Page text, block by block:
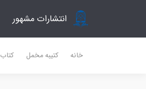
انتشارات مشهور
خانه کتیبه مخمل کتاب